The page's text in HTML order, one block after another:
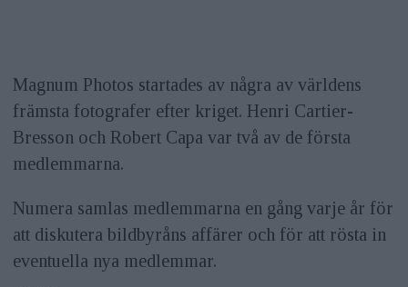
Magnum Photos startades av några av världens
främsta fotografer efter kriget. Henri Cartier-
Bresson och Robert Capa var två av de första
medlemmarna.
Numera samlas medlemmarna en gång varje år för
att diskutera bildbyråns affärer och för att rösta in
eventuella nya medlemmar.